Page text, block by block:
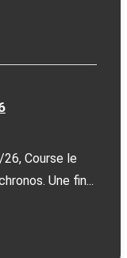
Course le
Une fin...